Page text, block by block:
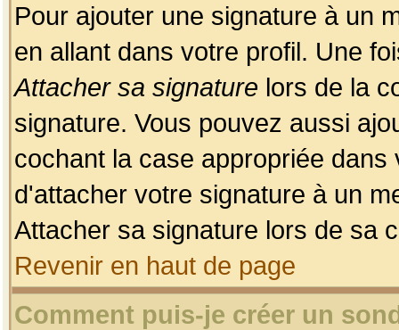
Pour ajouter une signature à un
en allant dans votre profil. Une
Attacher sa signature lors de la
signature. Vous pouvez aussi
cochant la case appropriée
d'attacher votre signature à un
Attacher sa signature lors de sa
Revenir en haut de page
Comment puis-je créer un